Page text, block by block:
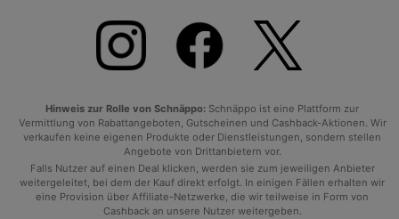
Hinweis zur Rolle von Schnäppo: Schnäppo ist eine Plattform zur
Vermittlung von Rabattangeboten, Gutscheinen und Cashback-Aktionen. Wir
verkaufen keine eigenen Produkte oder Dienstleistungen, sondern stellen
Angebote von Drittanbietern vor.
Falls Nutzer auf einen Deal klicken, werden sie zum jeweiligen Anbieter
weitergeleitet, bei dem der Kauf direkt erfolgt. In einigen Fällen erhalten wir
eine Provision über Affiliate-Netzwerke, die wir teilweise in Form von
Cashback an unsere Nutzer weitergeben.